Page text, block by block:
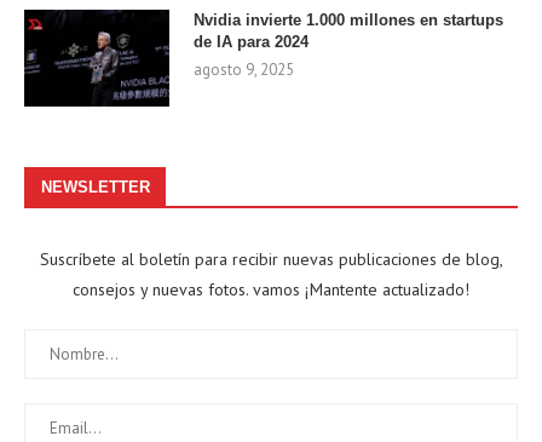
Nvidia invierte 1.000 millones en startups
de IA para 2024
agosto 9, 2025
NEWSLETTER
Suscríbete al boletín para recibir nuevas publicaciones de blog,
consejos y nuevas fotos. vamos ¡Mantente actualizado!